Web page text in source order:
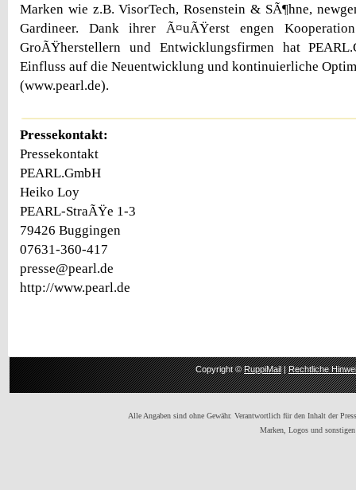
Marken wie z.B. VisorTech, Rosenstein & SÃ¶hne,
Gardineer. Dank ihrer Ã¤uÃŸerst engen
GroÃŸherstellern und Entwicklungsfirmen hat
Einfluss auf die Neuentwicklung und kontinuierliche
(www.pearl.de).
Pressekontakt:
Pressekontakt
PEARL.GmbH
Heiko Loy
PEARL-StraÃŸe 1-3
79426 Buggingen
07631-360-417
presse@pearl.de
http://www.pearl.de
Copyright ©RuppiMail|Rechtliche
Alle Angaben sind ohne Gewähr. Verantwortlich für den Inhalt der
Marken, Logos und